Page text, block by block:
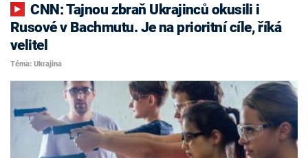
CNN: Tajnou zbraň Ukrajinců okusili i
Rusové v Bachmutu. Je na prioritní cíle, říká
velitel
Téma: Ukrajina